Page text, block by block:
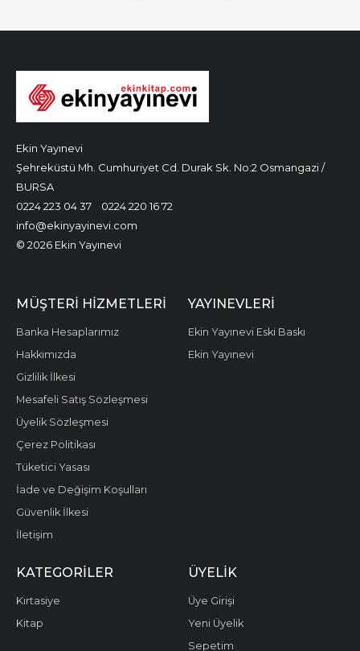
Ekin Yayınevi
Şehreküstü Mh. Cumhuriyet Cd. Durak Sk. No:2 Osmangazi /
BURSA
0224 223 04 37
0224 220 16 72
info@ekinyayinevi.com
© 2026 Ekin Yayınevi
MÜŞTERI HIZMETLERI
Banka Hesaplarımız
Hakkımızda
Gizlilik İlkesi
Mesafeli Satış Sözleşmesi
Üyelik Sözleşmesi
Çerez Politikası
Tüketici Yasası
İade ve Değişim Koşulları
Güvenlik İlkesi
İletişim
YAYINEVLERI
Ekin Yayınevi Eski Baskı
Ekin Yayınevi
KATEGORILER
Kırtasiye
Kitap
ÜYELIK
Üye Girişi
Yeni Üyelik
Sepetim